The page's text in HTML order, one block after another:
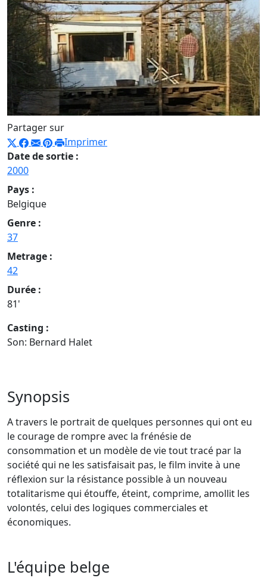
Partager sur
Imprimer
Date de sortie :
2000
Pays :
Belgique
Genre :
37
Metrage :
42
Durée :
81'
Casting :
Son: Bernard Halet
Synopsis
A travers le portrait de quelques personnes qui ont eu
le courage de rompre avec la frénésie de
consommation et un modèle de vie tout tracé par la
société qui ne les satisfaisait pas, le film invite à une
réflexion sur la résistance possible à un nouveau
totalitarisme qui étouffe, éteint, comprime, amollit les
volontés, celui des logiques commerciales et
économiques.
L'équipe belge